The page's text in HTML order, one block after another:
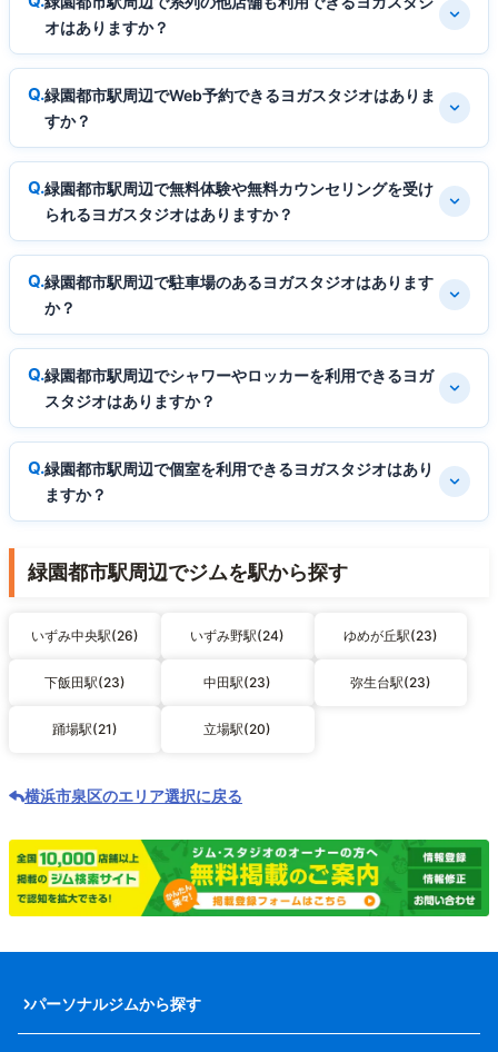
オはありますか？
緑園都市駅周辺でWeb予約できるヨガスタジオはありま
すか？
緑園都市駅周辺で無料体験や無料カウンセリングを受け
られるヨガスタジオはありますか？
緑園都市駅周辺で駐車場のあるヨガスタジオはあります
か？
緑園都市駅周辺でシャワーやロッカーを利用できるヨガ
スタジオはありますか？
緑園都市駅周辺で個室を利用できるヨガスタジオはあり
ますか？
緑園都市駅周辺でジムを駅から探す
いずみ中央駅(26) いずみ野駅(24) ゆめが丘駅(23)
下飯田駅(23) 中田駅(23) 弥生台駅(23)
踊場駅(21) 立場駅(20)
横浜市泉区のエリア選択に戻る
パーソナルジムから探す